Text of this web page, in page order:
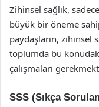
Zihinsel sağlık,
büyük bir öneme
paydaşların, zihinsel
toplumda bu
çalışmaları
SSS (Sıkça